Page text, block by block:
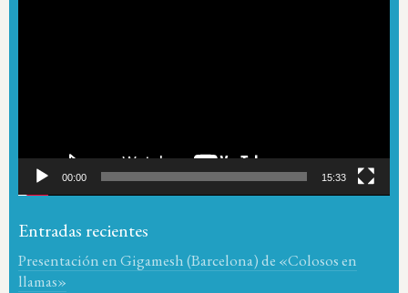
00:00 15:33
Entradas recientes
Presentación en Gigamesh (Barcelona) de «Colosos en
llamas»